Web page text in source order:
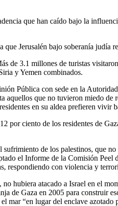
que han caído bajo la
Jerusalén bajo soberanía judía
de 3.1 millones de turistas
y Yemen combinados.
Pública con sede en la
aquellos que no tuvieron miedo
en su aldea prefieren vivir
por ciento de los residentes de
de los palestinos, que
el Informe de la Comisión
respondiendo con violencia y
hubiera atacado a Israel en el
de Gaza en 2005 para construir
mar “en lugar del enclave